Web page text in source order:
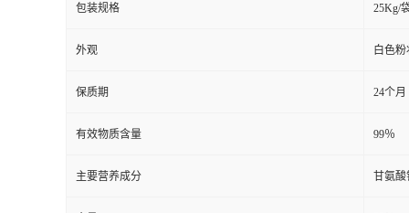
包装规格 25Kg/
外观 白色粉
保质期 24个月
有效物质含量 99％
主要营养成分 甘氨酸